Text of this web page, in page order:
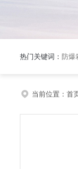
热门关键词： 防爆
当前位置： 首